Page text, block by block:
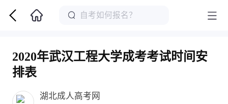
2020年武汉工程大学成考考试时间安
排表
湖北成人高考网